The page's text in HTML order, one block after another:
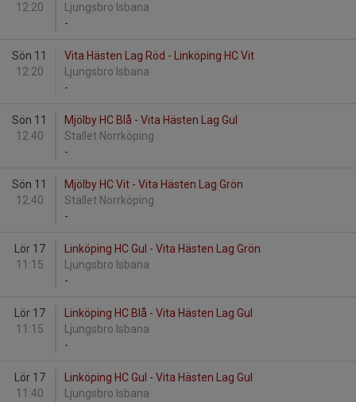
12:20
Ljungsbro Isbana
-
Sön 11
12:20
Vita Hästen Lag Röd - Linköping HC Vit
Ljungsbro Isbana
-
Sön 11
12:40
Mjölby HC Blå - Vita Hästen Lag Gul
Stallet Norrköping
-
Sön 11
12:40
Mjölby HC Vit - Vita Hästen Lag Grön
Stallet Norrköping
-
Lör 17
11:15
Linköping HC Gul - Vita Hästen Lag Grön
Ljungsbro Isbana
-
Lör 17
11:15
Linköping HC Blå - Vita Hästen Lag Gul
Ljungsbro Isbana
-
Lör 17
11:40
Linköping HC Gul - Vita Hästen Lag Gul
Ljungsbro Isbana